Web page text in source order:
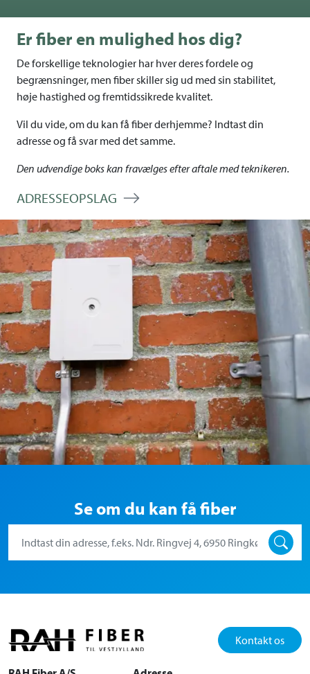
Er fiber en mulighed hos dig?
De forskellige teknologier har hver deres fordele og
begrænsninger, men fiber skiller sig ud med sin stabilitet,
høje hastighed og fremtidssikrede kvalitet.
Vil du vide, om du kan få fiber derhjemme? Indtast din
adresse og få svar med det samme.
Den udvendige boks kan fravælges efter aftale med teknikeren.
ADRESSEOPSLAG
Se om du kan få fiber
Kontakt os